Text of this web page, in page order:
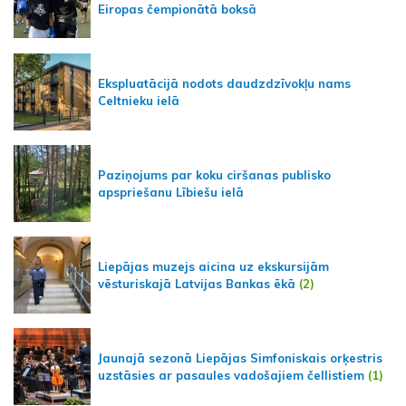
Eiropas čempionātā boksā
Ekspluatācijā nodots daudzdzīvokļu nams
Celtnieku ielā
Paziņojums par koku ciršanas publisko
apspriešanu Lībiešu ielā
Liepājas muzejs aicina uz ekskursijām
vēsturiskajā Latvijas Bankas ēkā (2)
Jaunajā sezonā Liepājas Simfoniskais orķestris
uzstāsies ar pasaules vadošajiem čellistiem (1)